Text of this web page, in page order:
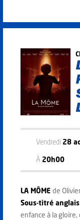
Vendredi 28
À 20h00
LA MÔME de
Sous-titré
enfance à la